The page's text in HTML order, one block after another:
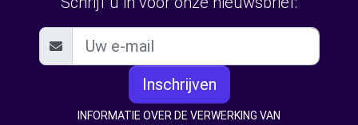
Inschrijven
INFORMATIE OVER DE VERWERKING VAN